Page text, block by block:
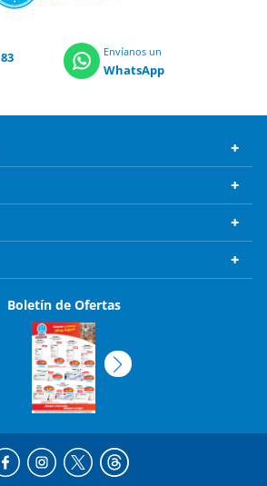
83
Envíanos un
WhatsApp
Boletín de Ofertas